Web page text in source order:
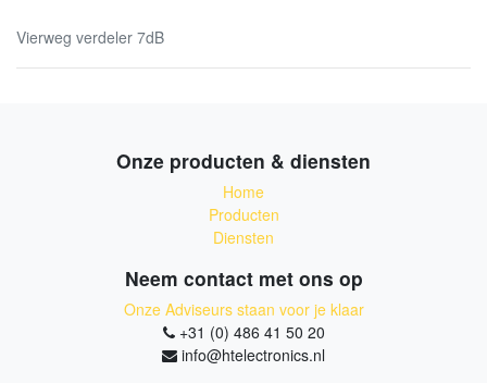
Vierweg verdeler 7dB
Onze producten & diensten
Home
Producten
Diensten
Neem contact met ons op
Onze Adviseurs staan voor je klaar
+31 (0) 486 41 50 20
info@htelectronics.nl